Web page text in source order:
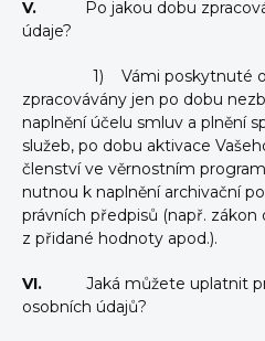
V.
Po jakou dobu
údaje?
1) Vámi poskytnuté
zpracovávány jen po dobu
naplnění účelu smluv a plnění
služeb, po dobu aktivace
členství ve věrnostním
nutnou k naplnění archivační
právních předpisů (např.
z přidané hodnoty apod.).
VI.
Jaká můžete uplatnit
osobních údajů?